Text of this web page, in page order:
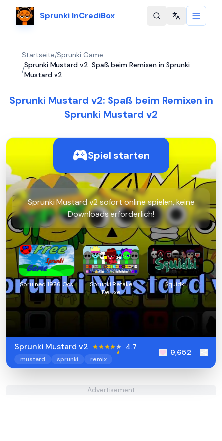
Sprunki InCrediBox Change
Startseite/Sprunki Game
/
Sprunki Mustard v2: Spaß beim Remixen in Sprunki
Mustard v2
Sprunki Mustard v2: Spaß beim Remixen in
Sprunki Mustard v2
Spiel starten
Sprunki Mustard v2 sofort online spielen, keine
Downloads erforderlich!
Spruined 1996 Ocs​
Sprunki Retake
Deluxe
Squidki
Sprunki Mustard v2 4.7
mustard sprunki remix
9,652
Advertisement